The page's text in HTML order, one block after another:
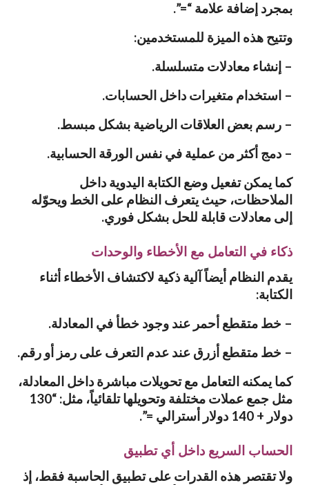
بمجرد إضافة علامة “=”.
وتتيح هذه الميزة للمستخدمين:
– إنشاء معادلات متسلسلة.
– استخدام متغيرات داخل الحسابات.
– رسم بعض العلاقات الرياضية بشكل مبسط.
– دمج أكثر من عملية في نفس الورقة الحسابية.
كما يمكن تفعيل وضع الكتابة اليدوية داخل
الملاحظات، حيث يتعرف النظام على الخط ويحوّله
إلى معادلات قابلة للحل بشكل فوري.
ذكاء في التعامل مع الأخطاء والوحدات
يقدم النظام أيضاً آلية ذكية لاكتشاف الأخطاء أثناء
الكتابة:
– خط متقطع أحمر عند وجود خطأ في المعادلة.
– خط متقطع أزرق عند عدم التعرف على رمز أو رقم.
كما يمكنه التعامل مع تحويلات مباشرة داخل المعادلة،
مثل جمع عملات مختلفة وتحويلها تلقائياً، مثل: “130
دولار + 140 دولار أسترالي =”.
الحساب السريع داخل أي تطبيق
ولا تقتصر هذه القدرات على تطبيق الحاسبة فقط، إذ